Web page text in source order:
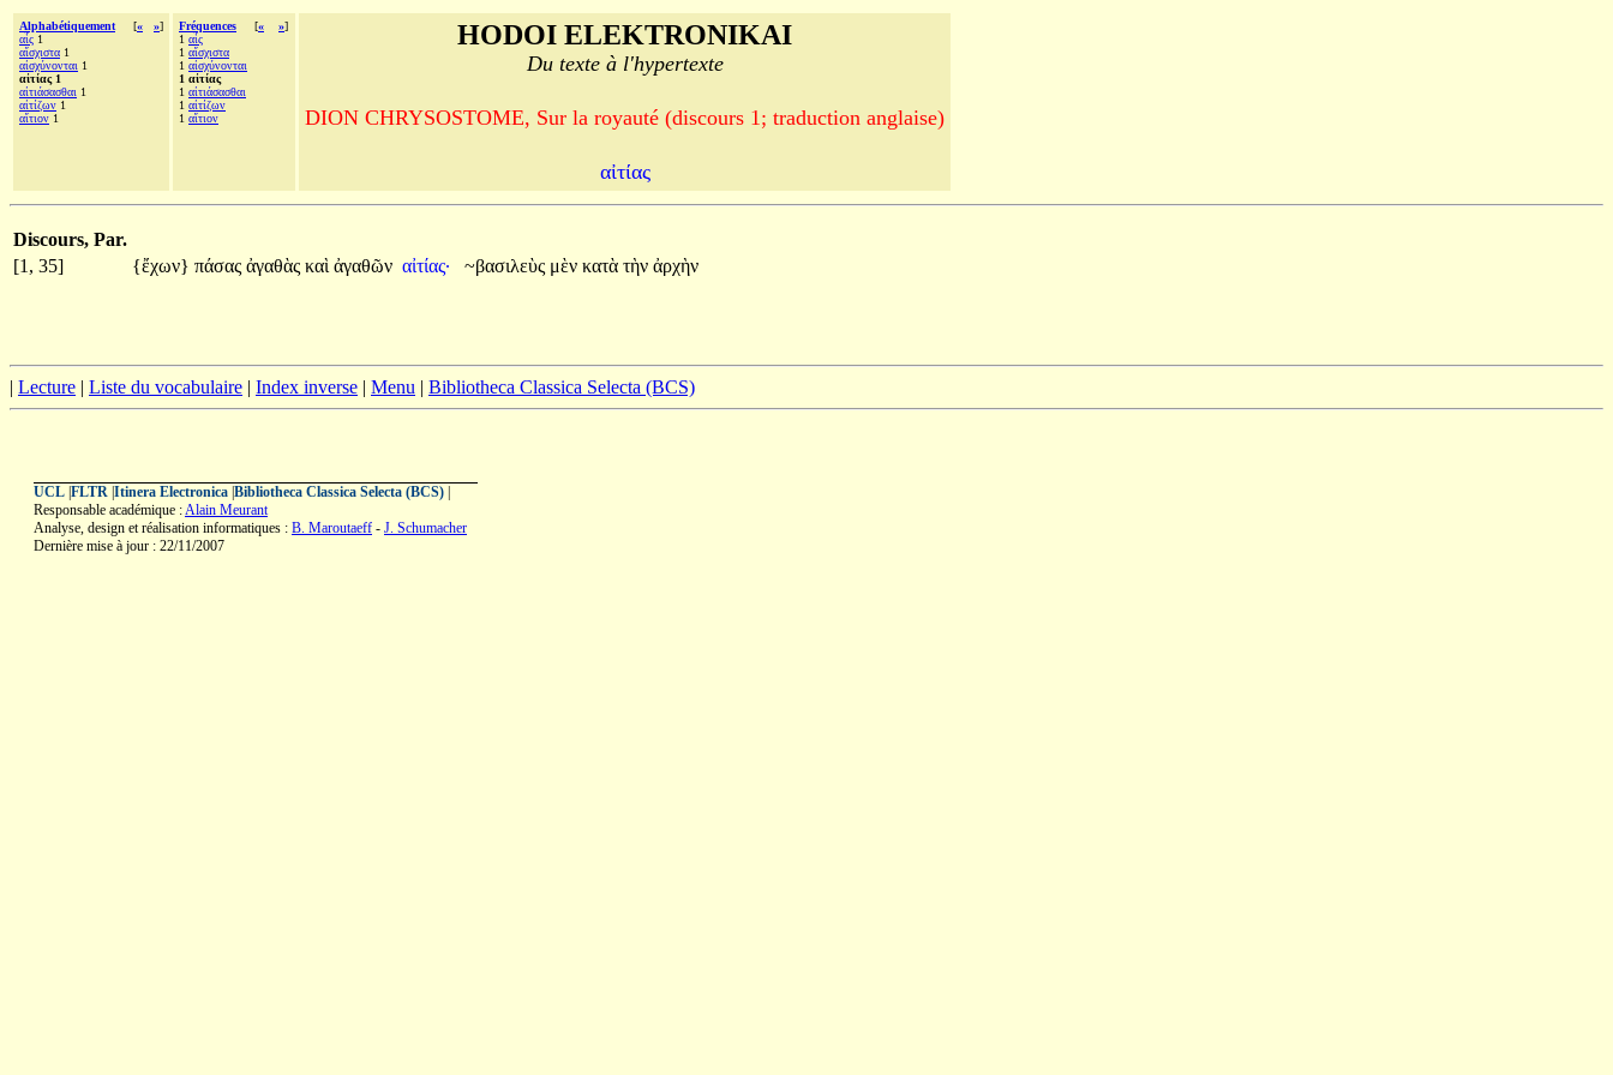
Alphabétiquement [« »]
αἷς 1
αἴσχιστα 1
αἰσχύνονται 1
αἰτίας 1
αἰτιάσασθαι 1
αἰτίζων 1
αἴτιον 1
Fréquences [« »]
1 αἷς
1 αἴσχιστα
1 αἰσχύνονται
1 αἰτίας
1 αἰτιάσασθαι
1 αἰτίζων
1 αἴτιον
HODOI ELEKTRONIKAI
Du texte à l'hypertexte
DION CHRYSOSTOME, Sur la royauté (discours 1; traduction anglaise)
αἰτίας
Discours, Par.
[1, 35]
{ἔχων} πάσας ἀγαθὰς καὶ ἀγαθῶν αἰτίας· ~βασιλεὺς μὲν κατὰ τὴν ἀρχὴν
| Lecture | Liste du vocabulaire | Index inverse | Menu | Bibliotheca Classica Selecta (BCS)
UCL FLTR Itinera Electronica Bibliotheca Classica Selecta (BCS)
Responsable académique :Alain Meurant
Analyse, design et réalisation informatiques : B. Maroutaeff - J. Schumacher
Dernière mise à jour : 22/11/2007